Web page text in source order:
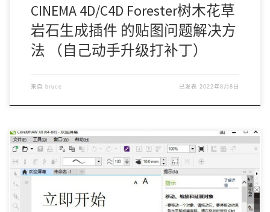
CINEMA 4D/C4D Forester树木花草
岩石生成插件 的贴图问题解决方
法 （自己动手升级打补丁）
来自 bruce 已发表 2022年8月8日
最近一段时间比较忙碌，经常和包装打交道，无论是用C4d 出